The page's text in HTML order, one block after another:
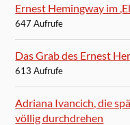
Ernest Hemingway im
647 Aufrufe
Das Grab des Ernest
613 Aufrufe
Adriana Ivancich, die
völlig durchdrehen